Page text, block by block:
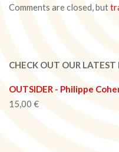
Comments are closed, but
CHECK OUT OUR LATEST
OUTSIDER - Philippe
15,00 €